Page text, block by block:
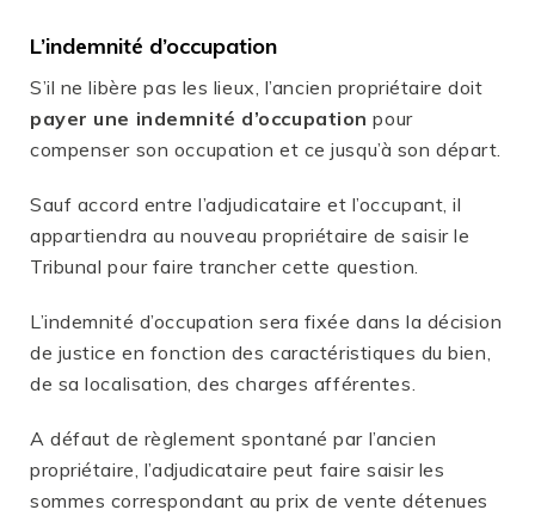
L’indemnité d’occupation
S’il ne libère pas les lieux, l’ancien propriétaire doit
payer une indemnité d’occupation pour
compenser son occupation et ce jusqu’à son départ.
Sauf accord entre l’adjudicataire et l’occupant, il
appartiendra au nouveau propriétaire de saisir le
Tribunal pour faire trancher cette question.
L’indemnité d’occupation sera fixée dans la décision
de justice en fonction des caractéristiques du bien,
de sa localisation, des charges afférentes.
A défaut de règlement spontané par l’ancien
propriétaire, l’adjudicataire peut faire saisir les
sommes correspondant au prix de vente détenues